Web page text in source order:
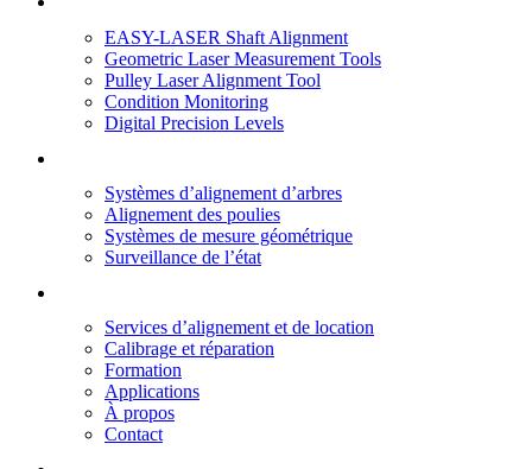
EASY-LASER Shaft Alignment
Geometric Laser Measurement Tools
Pulley Laser Alignment Tool
Condition Monitoring
Digital Precision Levels
Systèmes d’alignement d’arbres
Alignement des poulies
Systèmes de mesure géométrique
Surveillance de l’état
Services d’alignement et de location
Calibrage et réparation
Formation
Applications
À propos
Contact